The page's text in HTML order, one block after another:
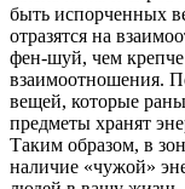
быть испорченных
отразятся на
фен-шуй, чем
взаимоотношения.
вещей, которые
предметы хранят
Таким образом, в
наличие «чужой»